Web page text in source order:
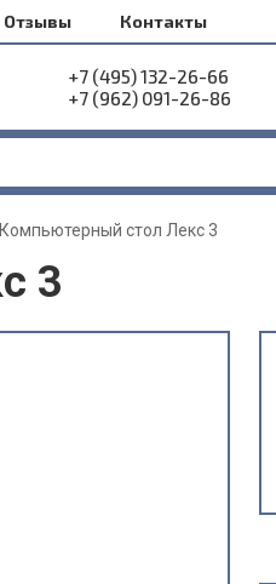
Отзывы Контакты
+7 (495) 132-26-66
+7 (962) 091-26-86
Компьютерный стол Лекс 3
3